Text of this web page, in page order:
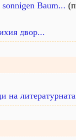
Baum...
двор...
литературната